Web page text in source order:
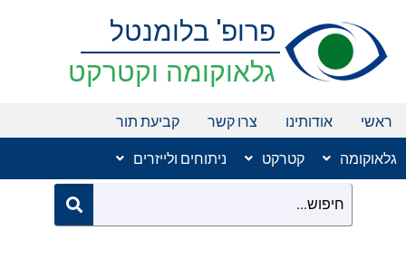
לתוכן
פרופ' בלומנטל
גלאוקומה וקטרקט
ראשי אודותינו צרו קשר קביעת תור
גלאוקומה קטרקט ניתוחים ולייזרים